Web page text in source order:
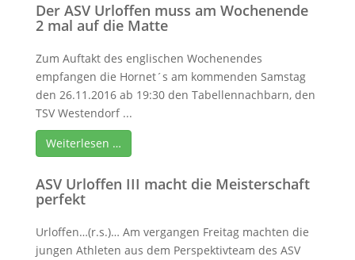
Der ASV Urloffen muss am Wochenende
2 mal auf die Matte
Zum Auftakt des englischen Wochenendes
empfangen die Hornet´s am kommenden Samstag
den 26.11.2016 ab 19:30 den Tabellennachbarn, den
TSV Westendorf ...
Weiterlesen …
ASV Urloffen III macht die Meisterschaft
perfekt
Urloffen…(r.s.)… Am vergangen Freitag machten die
jungen Athleten aus dem Perspektivteam des ASV